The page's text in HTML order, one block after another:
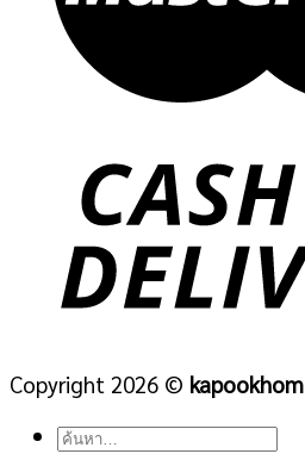
Copyright 2026 © kapookhom
ค้นหา: